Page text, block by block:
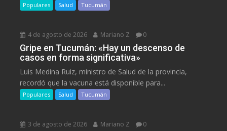
Populares Salud Tucumán
4 de agosto de 2026 Mariano Z 0
Gripe en Tucumán: «Hay un descenso de
casos en forma significativa»
Luis Medina Ruiz, ministro de Salud de la provincia,
recordó que la vacuna está disponible para...
Populares Salud Tucumán
3 de agosto de 2026 Mariano Z 0